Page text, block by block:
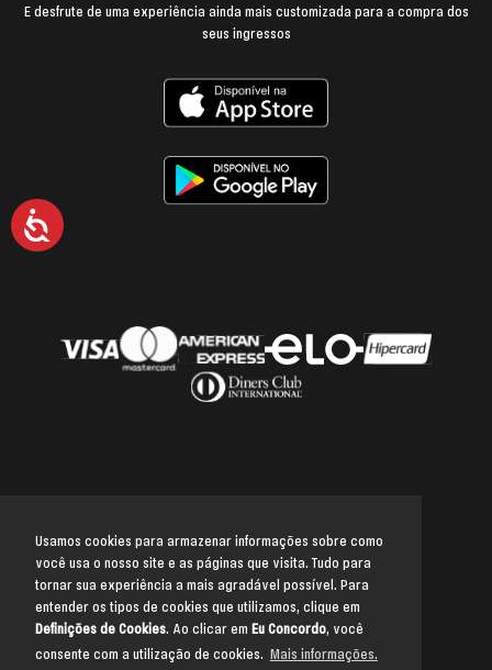
Usamos cookies para armazenar informações sobre como
você usa o nosso site e as páginas que visita. Tudo para
tornar sua experiência a mais agradável possível. Para
entender os tipos de cookies que utilizamos, clique em
Definições de Cookies. Ao clicar em Eu Concordo, você
consente com a utilização de cookies. Mais informações.
Acessibilidade
E desfrute de uma experiência ainda mais customizada para a compra dos
seus ingressos
Voltar para o topo